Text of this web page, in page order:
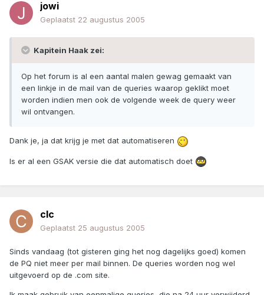
jowi
Geplaatst 22 augustus 2005
Kapitein Haak zei:
Op het forum is al een aantal malen gewag gemaakt van
een linkje in de mail van de queries waarop geklikt moet
worden indien men ook de volgende week de query weer
wil ontvangen.
Dank je, ja dat krijg je met dat automatiseren
Is er al een GSAK versie die dat automatisch doet
clc
Geplaatst 25 augustus 2005
Sinds vandaag (tot gisteren ging het nog dagelijks goed) komen
de PQ niet meer per mail binnen. De queries worden nog wel
uitgevoerd op de .com site.